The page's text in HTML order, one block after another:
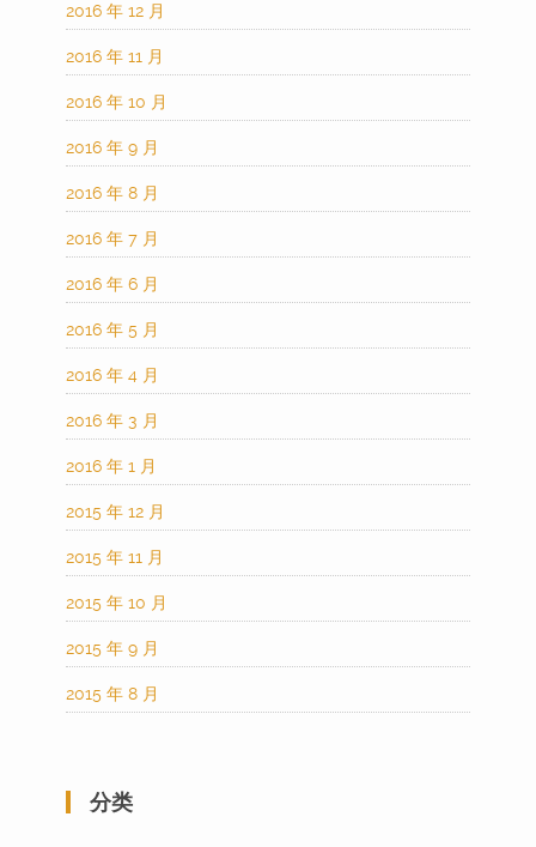
2016 年 12 月
2016 年 11 月
2016 年 10 月
2016 年 9 月
2016 年 8 月
2016 年 7 月
2016 年 6 月
2016 年 5 月
2016 年 4 月
2016 年 3 月
2016 年 1 月
2015 年 12 月
2015 年 11 月
2015 年 10 月
2015 年 9 月
2015 年 8 月
分类